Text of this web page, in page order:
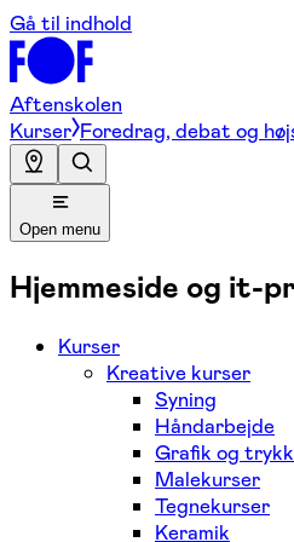
Gå til indhold
Aftenskolen
Kurser Foredrag, debat og
Open menu
Hjemmeside og it-
Kurser
Kreative kurser
Syning
Håndarbejde
Grafik og
Malekurser
Tegnekurser
Keramik